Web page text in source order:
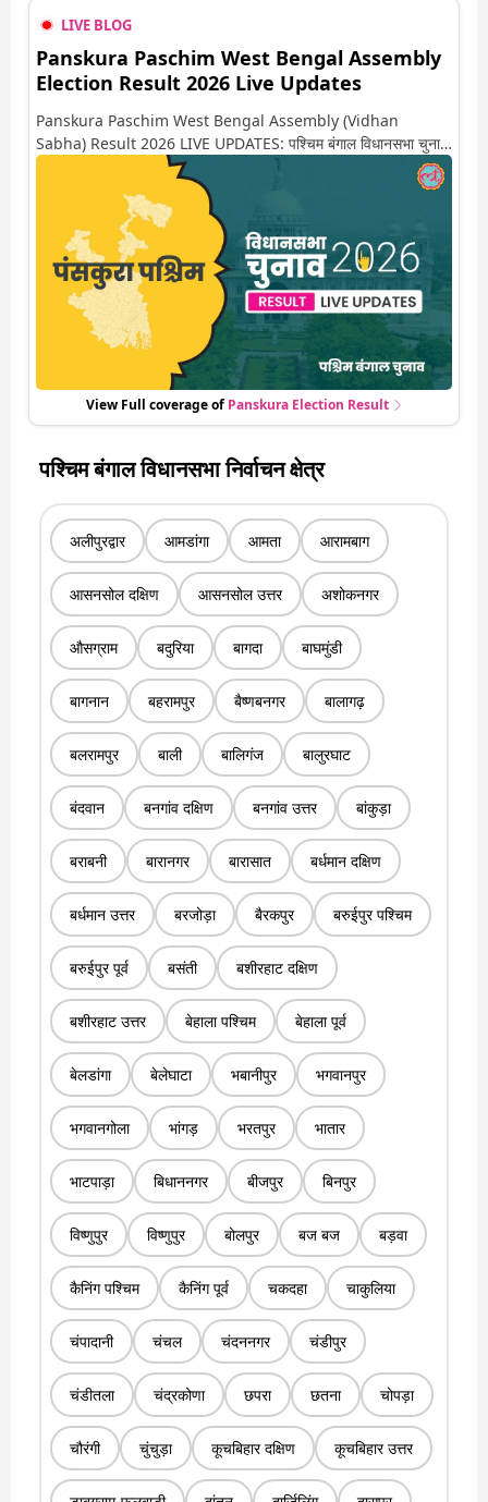
LIVE BLOG
Panskura Paschim West Bengal Assembly
Election Result 2026 Live Updates
Panskura Paschim West Bengal Assembly (Vidhan
Sabha) Result 2026 LIVE UPDATES: पश्चिम बंगाल विधानसभा चुनाव
2026 की गिनती अगले कुछ ही देर में शुरू होने वाली है. यहां देखें पंसकुरा पश्चिम
सीट पर कौन आगे-कौन पीछे से लेकर किस तरफ जा रहें है रुझान. साथ ही पाइए
इस सीट पर हो रही हर एक हलचल की अपडेट वो भी रियल टाइम में
View Full coverage of PanskuraElection Result
पश्चिम बंगाल विधानसभा निर्वाचन क्षेत्र
अलीपुरद्वार आमडांगा आमता आरामबाग
आसनसोल दक्षिण आसनसोल उत्तर अशोकनगर
औसग्राम बदुरिया बागदा बाघमुंडी
बागनान बहरामपुर बैष्णबनगर बालागढ़
बलरामपुर बाली बालिगंज बालुरघाट
बंदवान बनगांव दक्षिण बनगांव उत्तर बांकुड़ा
बराबनी बारानगर बारासात बर्धमान दक्षिण
बर्धमान उत्तर बरजोड़ा बैरकपुर बरुईपुर पश्चिम
बरुईपुर पूर्व बसंती बशीरहाट दक्षिण
बशीरहाट उत्तर बेहाला पश्चिम बेहाला पूर्व
बेलडांगा बेलेघाटा भबानीपुर भगवानपुर
भगवानगोला भांगड़ भरतपुर भातार
भाटपाड़ा बिधाननगर बीजपुर बिनपुर
विष्णुपुर विष्णुपुर बोलपुर बज बज बड़वा
कैनिंग पश्चिम कैनिंग पूर्व चकदहा चाकुलिया
चंपादानी चंचल चंदननगर चंडीपुर
चंडीतला चंद्रकोणा छपरा छतना चोपड़ा
चौरंगी चुंचुड़ा कूचबिहार दक्षिण कूचबिहार उत्तर